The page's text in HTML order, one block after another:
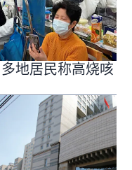
地居民称高烧咳